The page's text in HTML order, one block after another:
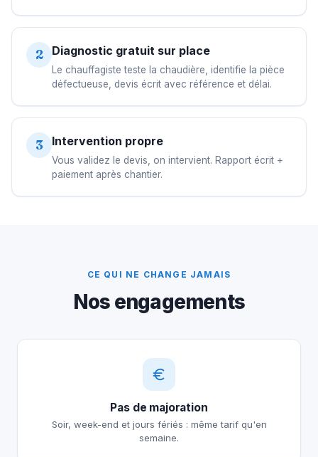
2 Diagnostic gratuit sur place
Le chauffagiste teste la chaudière, identifie la pièce
défectueuse, devis écrit avec référence et délai.
3 Intervention propre
Vous validez le devis, on intervient. Rapport écrit +
paiement après chantier.
CE QUI NE CHANGE JAMAIS
Nos engagements
Pas de majoration
Soir, week-end et jours fériés : même tarif qu'en
semaine.